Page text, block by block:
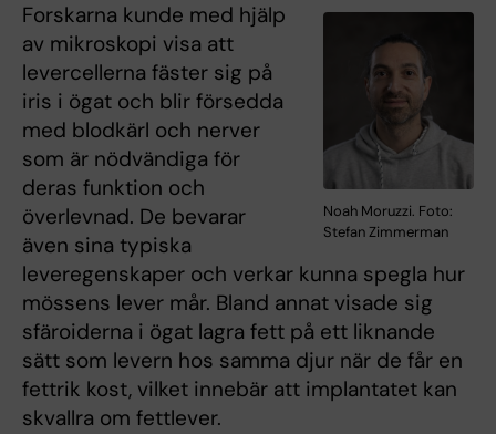
Noah Moruzzi. Foto:
Stefan Zimmerman
Forskarna kunde med hjälp
av mikroskopi visa att
levercellerna fäster sig på
iris i ögat och blir försedda
med blodkärl och nerver
som är nödvändiga för
deras funktion och
överlevnad. De bevarar
även sina typiska
leveregenskaper och verkar kunna spegla hur
mössens lever mår. Bland annat visade sig
sfäroiderna i ögat lagra fett på ett liknande
sätt som levern hos samma djur när de får en
fettrik kost, vilket innebär att implantatet kan
skvallra om fettlever.